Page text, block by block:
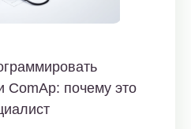
ComAp: почему это